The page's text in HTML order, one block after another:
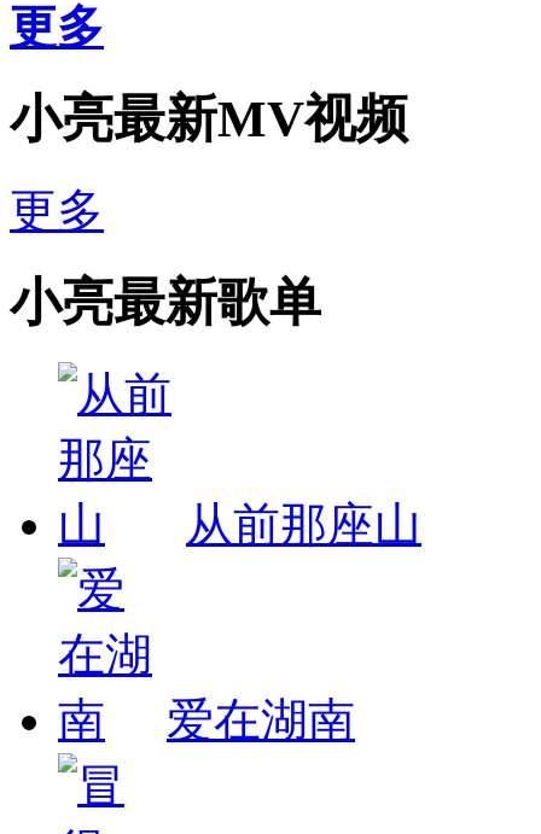
更多
小亮最新MV视频
更多
小亮最新歌单
从前那座山
爱在湖南